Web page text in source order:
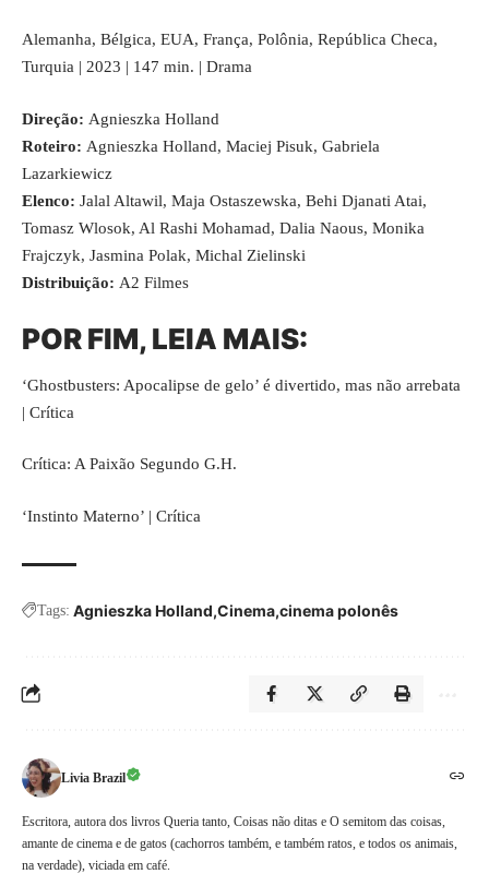
Alemanha, Bélgica, EUA, França, Polônia, República Checa,
Turquia | 2023 | 147 min. | Drama
Direção: Agnieszka Holland
Roteiro: Agnieszka Holland, Maciej Pisuk, Gabriela
Lazarkiewicz
Elenco: Jalal Altawil, Maja Ostaszewska, Behi Djanati Atai,
Tomasz Wlosok, Al Rashi Mohamad, Dalia Naous, Monika
Frajczyk, Jasmina Polak, Michal Zielinski
Distribuição: A2 Filmes
POR FIM, LEIA MAIS:
‘Ghostbusters: Apocalipse de gelo’ é divertido, mas não arrebata
| Crítica
Crítica: A Paixão Segundo G.H.
‘Instinto Materno’ | Crítica
Tags: Agnieszka Holland Cinema cinema polonês
Livia Brazil
Escritora, autora dos livros Queria tanto, Coisas não ditas e O semitom das coisas,
amante de cinema e de gatos (cachorros também, e também ratos, e todos os animais,
na verdade), viciada em café.